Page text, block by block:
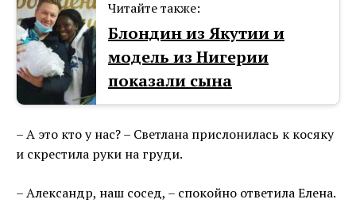
Читайте также:
Блондин из Якутии и
модель из Нигерии
показали сына
– А это кто у нас? – Светлана прислонилась к косяку
и скрестила руки на груди.
– Александр, наш сосед, – спокойно ответила Елена.